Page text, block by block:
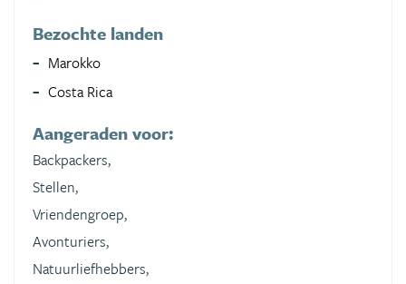
Bezochte landen
Marokko
Costa Rica
Aangeraden voor:
Backpackers,
Stellen,
Vriendengroep,
Avonturiers,
Natuurliefhebbers,